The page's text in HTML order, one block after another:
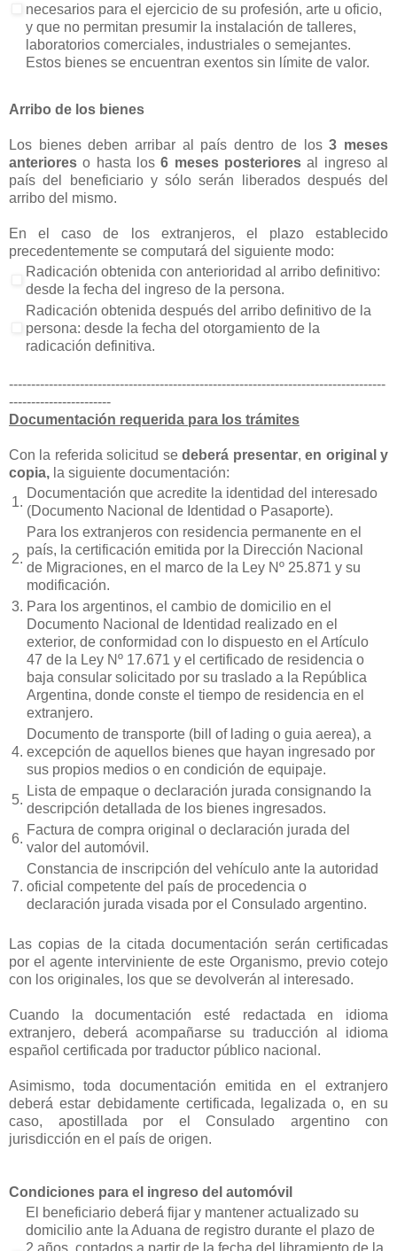
necesarios para el ejercicio de su profesión, arte u oficio,
y que no permitan presumir la instalación de talleres,
laboratorios comerciales, industriales o semejantes.
Estos bienes se encuentran exentos sin límite de valor.
Arribo de los bienes
Los bienes deben arribar al país dentro de los3 meses
anteriores o hasta los6 meses posteriores al ingreso al
país del beneficiario y sólo serán liberados después del
arribo del mismo.
En el caso de los extranjeros, el plazo establecido
precedentemente se computará del siguiente modo:
Radicación obtenida con anterioridad al arribo definitivo:
desde la fecha del ingreso de la persona.
Radicación obtenida después del arribo definitivo de la
persona: desde la fecha del otorgamiento de la
radicación definitiva.
-------------------------------------------------------------------------------------
-----------------------
Documentación requerida para los trámites
Con la referida solicitud sedeberá presentar,en original y
copia, la siguiente documentación:
1.
Documentación que acredite la identidad del interesado
(Documento Nacional de Identidad o Pasaporte).
2.
Para los extranjeros con residencia permanente en el
país, la certificación emitida por la Dirección Nacional
de Migraciones, en el marco de la Ley Nº 25.871 y su
modificación.
3. Para los argentinos, el cambio de domicilio en el
Documento Nacional de Identidad realizado en el
exterior, de conformidad con lo dispuesto en el Artículo
47 de la Ley Nº 17.671 y el certificado de residencia o
baja consular solicitado por su traslado a la República
Argentina, donde conste el tiempo de residencia en el
extranjero.
4.
Documento de transporte (bill of lading o guia aerea), a
excepción de aquellos bienes que hayan ingresado por
sus propios medios o en condición de equipaje.
5.
Lista de empaque o declaración jurada consignando la
descripción detallada de los bienes ingresados.
6.
Factura de compra original o declaración jurada del
valor del automóvil.
7.
Constancia de inscripción del vehículo ante la autoridad
oficial competente del país de procedencia o
declaración jurada visada por el Consulado argentino.
Las copias de la citada documentación serán certificadas
por el agente interviniente de este Organismo, previo cotejo
con los originales, los que se devolverán al interesado.
Cuando la documentación esté redactada en idioma
extranjero, deberá acompañarse su traducción al idioma
español certificada por traductor público nacional.
Asimismo, toda documentación emitida en el extranjero
deberá estar debidamente certificada, legalizada o, en su
caso, apostillada por el Consulado argentino con
jurisdicción en el país de origen.
Condiciones para el ingreso del automóvil
El beneficiario deberá fijar y mantener actualizado su
domicilio ante la Aduana de registro durante el plazo de
2 años, contados a partir de la fecha del libramiento de la